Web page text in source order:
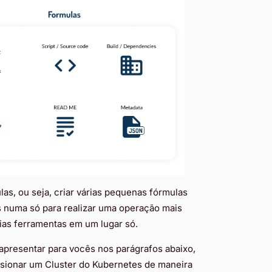
ou seja, criar várias pequenas fórmulas
só para realizar uma operação mais
ferramentas em um lugar só.
para vocês nos parágrafos abaixo,
um Cluster do Kubernetes de maneira